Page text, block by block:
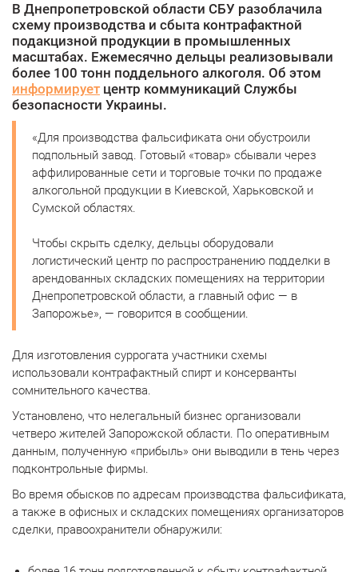
В Днепропетровской области СБУ разоблачила
схему производства и сбыта контрафактной
подакцизной продукции в промышленных
масштабах. Ежемесячно дельцы реализовывали
более 100 тонн поддельного алкоголя. Об этом
информирует центр коммуникаций Службы
безопасности Украины.
«Для производства фальсификата они обустроили
подпольный завод. Готовый «товар» сбывали через
аффилированные сети и торговые точки по продаже
алкогольной продукции в Киевской, Харьковской и
Сумской областях.
Чтобы скрыть сделку, дельцы оборудовали
логистический центр по распространению подделки в
арендованных складских помещениях на территории
Днепропетровской области, а главный офис — в
Запорожье», — говорится в сообщении.
Для изготовления суррогата участники схемы
использовали контрафактный спирт и консерванты
сомнительного качества.
Установлено, что нелегальный бизнес организовали
четверо жителей Запорожской области. По оперативным
данным, полученную «прибыль» они выводили в тень через
подконтрольные фирмы.
Во время обысков по адресам производства фальсификата,
а также в офисных и складских помещениях организаторов
сделки, правоохранители обнаружили: